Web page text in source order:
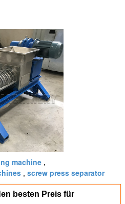
machine ,
, screw press separator
besten Preis für